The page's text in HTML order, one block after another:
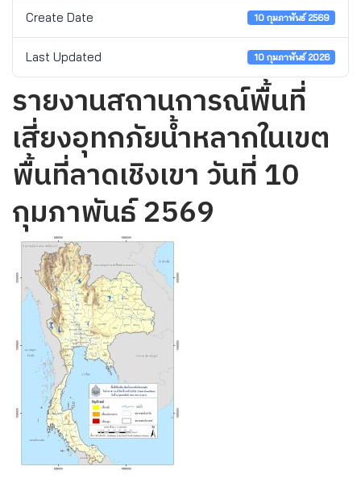
Create Date 10 กุมภาพันธ์ 2569
Last Updated 10 กุมภาพันธ์ 2026
รายงานสถานการณ์พื้นที่
เสี่ยงอุทกภัยน้ำหลากในเขต
พื้นที่ลาดเชิงเขา วันที่ 10
กุมภาพันธ์ 2569